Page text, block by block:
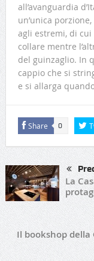
all’avanguardia
un’unica
agli estremi, di
collare mentre
del guinzaglio. In
cappio che si
e si allarga
Share 0
La
Il bookshop della